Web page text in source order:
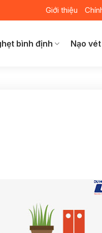
Giới thiệu
bình định Nạo